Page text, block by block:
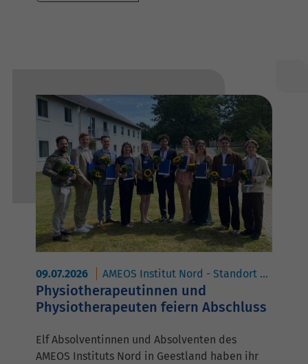
09.07.2026 AMEOS Institut Nord - Standort Geestland
Physiotherapeutinnen und
Physiotherapeuten feiern Abschluss
Elf Absolventinnen und Absolventen des
AMEOS Instituts Nord in Geestland haben ihr